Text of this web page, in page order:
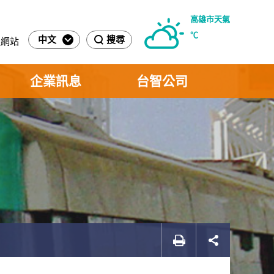
站 中文 搜尋
高雄市天氣
℃
企業訊息 台智公司